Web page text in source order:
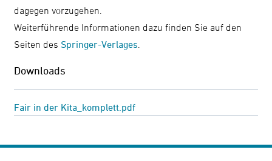
dagegen vorzugehen.
Weiterführende Informationen dazu finden Sie auf den
Seiten des Springer-Verlages
Downloads
Fair in der Kita_komplett.pdf